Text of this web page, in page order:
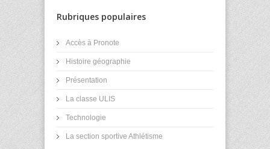
Rubriques populaires
Accès à Pronote
Histoire géographie
Présentation
La classe ULIS
Technologie
La section sportive Athlétisme